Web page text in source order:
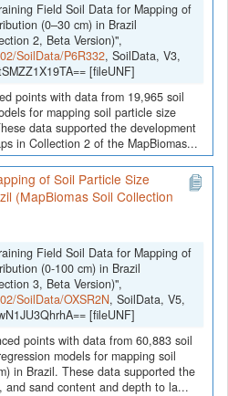
Field Soil Data for Mapping of
(0–30 cm) in Brazil
2, Beta Version)",
SoilData/P6R332, SoilData, V3,
[fileUNF]
points with data from 19,965 soil
for mapping soil particle size
data supported the development
in Collection 2 of the MapBiomas...
of Soil Particle Size
(MapBiomas Soil Collection
Field Soil Data for Mapping of
(0-100 cm) in Brazil
3, Beta Version)",
SoilData/OXSR2N, SoilData, V5,
[fileUNF]
points with data from 60,883 soil
models for mapping soil
in Brazil. These data supported the
and sand content and depth to la...